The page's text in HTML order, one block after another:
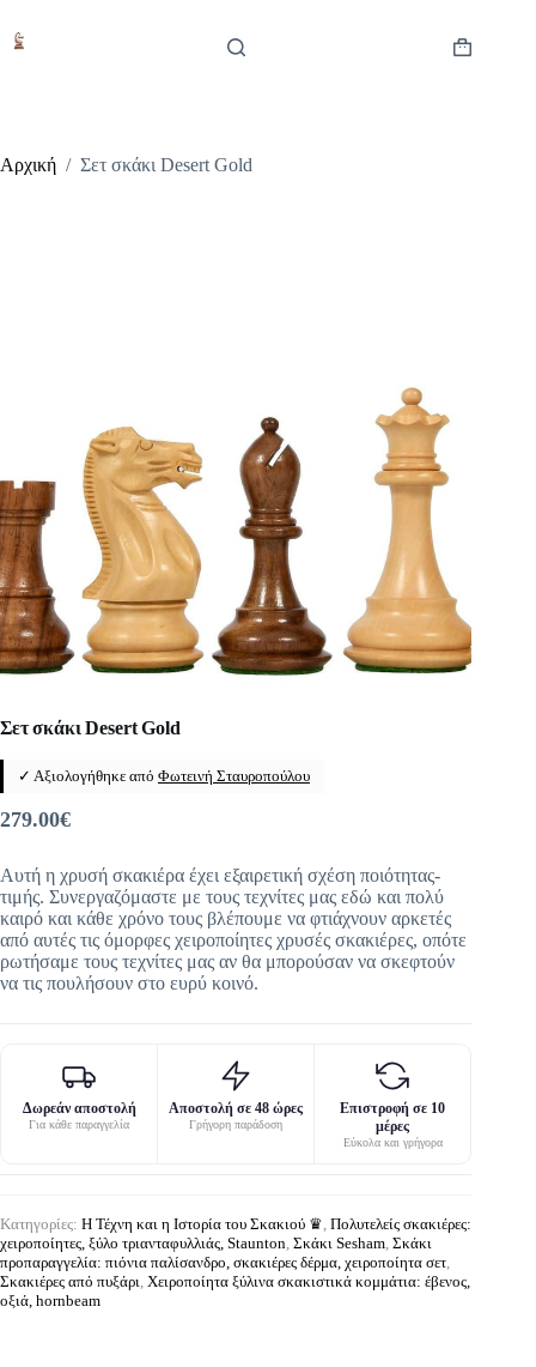
στο
περιεχόμενο
Καλάθι
Αρχική / Σετ σκάκι Desert Gold
Σετ σκάκι Desert Gold
✓ Αξιολογήθηκε από Φωτεινή Σταυροπούλου
279.00€
Αυτή η χρυσή σκακιέρα έχει εξαιρετική σχέση ποιότητας-
τιμής. Συνεργαζόμαστε με τους τεχνίτες μας εδώ και πολύ
καιρό και κάθε χρόνο τους βλέπουμε να φτιάχνουν αρκετές
από αυτές τις όμορφες χειροποίητες χρυσές σκακιέρες, οπότε
ρωτήσαμε τους τεχνίτες μας αν θα μπορούσαν να σκεφτούν
να τις πουλήσουν στο ευρύ κοινό.
Δωρεάν αποστολή
Για κάθε παραγγελία
Αποστολή σε 48 ώρες
Γρήγορη παράδοση
Επιστροφή σε 10
μέρες
Εύκολα και γρήγορα
Κατηγορίες: Η Τέχνη και η Ιστορία του Σκακιού ♛ Πολυτελείς σκακιέρες:
χειροποίητες, ξύλο τριανταφυλλιάς, Staunton Σκάκι Sesham Σκάκι
προπαραγγελία: πιόνια παλίσανδρο, σκακιέρες δέρμα, χειροποίητα σετ
Σκακιέρες από πυξάρι Χειροποίητα ξύλινα σκακιστικά κομμάτια: έβενος,
οξιά, hornbeam